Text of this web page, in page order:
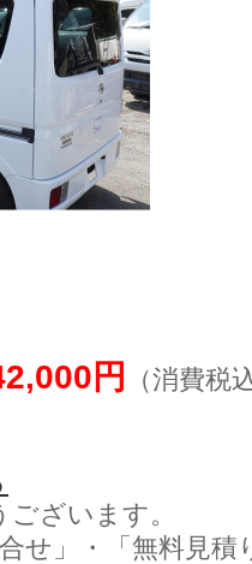
円 （消費税
ざいます。
せ」・「無料見積